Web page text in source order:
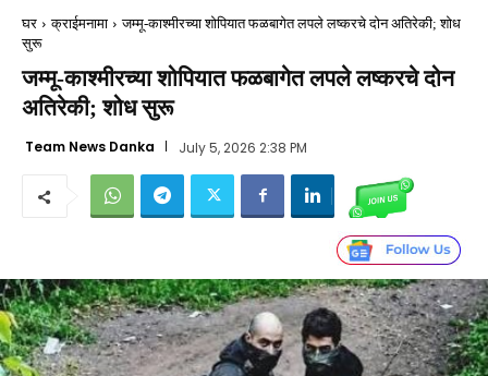
घर क्राईमनामा
जम्मू-काश्मीरच्या शोपियात फळबागेत लपले लष्करचे दोन अतिरेकी; शोध
सुरू
जम्मू-काश्मीरच्या शोपियात फळबागेत लपले लष्करचे दोन
अतिरेकी; शोध सुरू
Team News Danka July 5, 2026 2:38 PM